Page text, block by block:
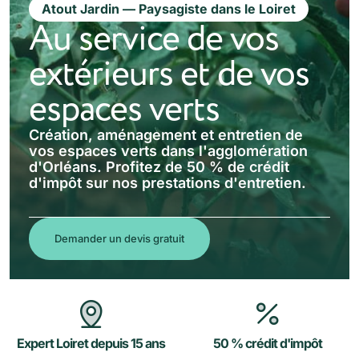
Atout Jardin — Paysagiste dans le Loiret
Au service de vos
extérieurs et de vos
espaces verts
Création, aménagement et entretien de
vos espaces verts dans l'agglomération
d'Orléans. Profitez de 50 % de crédit
d'impôt sur nos prestations d'entretien.
Demander un devis gratuit
Expert Loiret depuis 15 ans 50 % crédit d'impôt